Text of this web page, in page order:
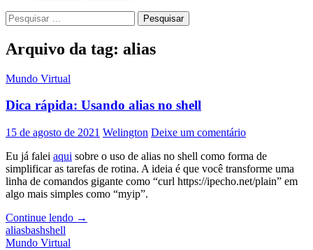
Pesquisar
por:
Arquivo da tag: alias
Mundo Virtual
Dica rápida: Usando alias no shell
15 de agosto de 2021 Welington Deixe um comentário
Eu já falei aqui sobre o uso de alias no shell como forma de
simplificar as tarefas de rotina. A ideia é que você transforme uma
linha de comandos gigante como “curl https://ipecho.net/plain” em
algo mais simples como “myip”.
Continue lendo Dica
→
aliasbashshell
Mundo Virtual